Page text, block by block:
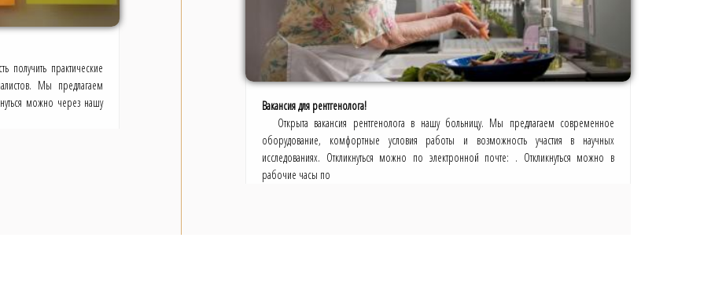
получить практические
Мы предлагаем
можно через нашу
Вакансия для рентгенолога!
Открыта вакансия рентгенолога в нашу больницу. Мы предлагаем современное
оборудование, комфортные условия работы и возможность участия в научных
исследованиях. Откликнуться можно по электронной почте: . Откликнуться можно в
рабочие часы по